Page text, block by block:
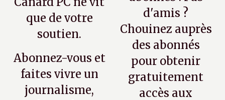
que de votre
soutien.
Abonnez-vous et
faites vivre un
journalisme,
d'amis ?
Chouinez auprès
des abonnés
pour obtenir
gratuitement
accès aux